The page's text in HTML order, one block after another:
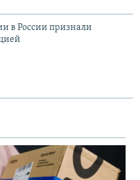
в России признали